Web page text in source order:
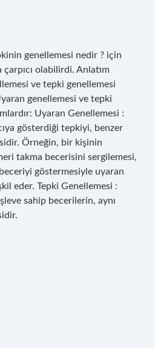
genellemesi nedir ? için
olabilirdi. Anlatım
ve tepki genellemesi
genellemesi ve tepki
Uyaran Genellemesi :
gösterdiği tepkiyi, benzer
Örneğin, bir kişinin
takma becerisini sergilemesi,
göstermesiyle uyaran
eder. Tepki Genellemesi :
sahip becerilerin, aynı